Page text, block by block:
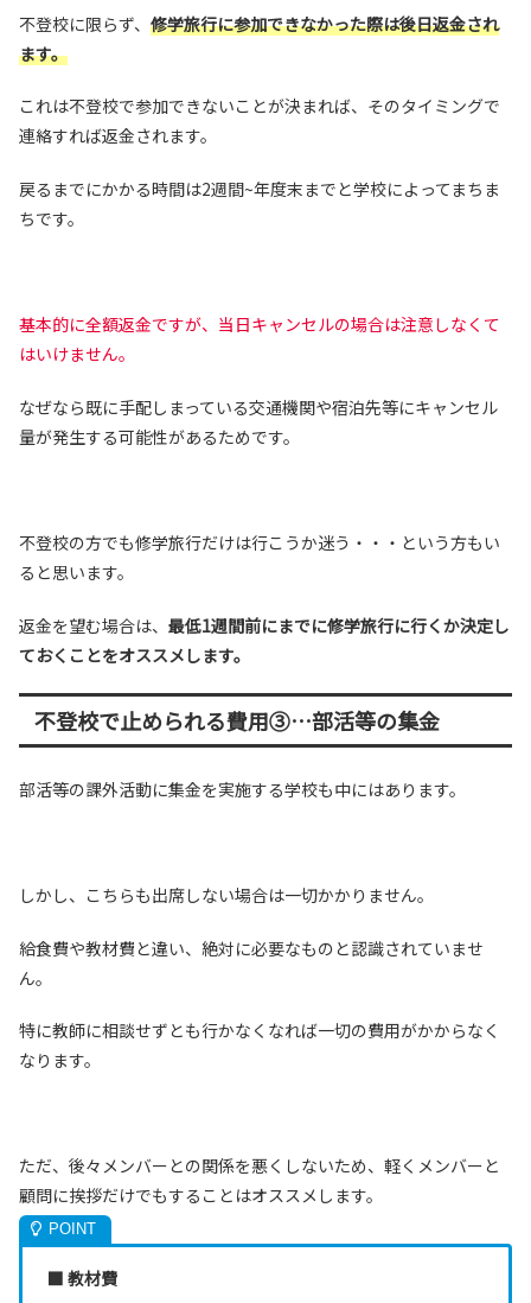
不登校に限らず、 修学旅行に参加できなかった際は後日返金され
ます。
これは不登校で参加できないことが決まれば、そのタイミングで
連絡すれば返金されます。
戻るまでにかかる時間は2週間~年度末までと学校によってまちま
ちです。
基本的に全額返金ですが、当日キャンセルの場合は注意しなくて
はいけません。
なぜなら既に手配しまっている交通機関や宿泊先等にキャンセル
量が発生する可能性があるためです。
不登校の方でも修学旅行だけは行こうか迷う・・・という方もい
ると思います。
返金を望む場合は、 最低1週間前にまでに修学旅行に行くか決定し
ておくことをオススメします。
不登校で止められる費用③…部活等の集金
部活等の課外活動に集金を実施する学校も中にはあります。
しかし、こちらも出席しない場合は一切かかりません。
給食費や教材費と違い、絶対に必要なものと認識されていませ
ん。
特に教師に相談せずとも行かなくなれば一切の費用がかからなく
なります。
ただ、後々メンバーとの関係を悪くしないため、軽くメンバーと
顧問に挨拶だけでもすることはオススメします。
■ 教材費